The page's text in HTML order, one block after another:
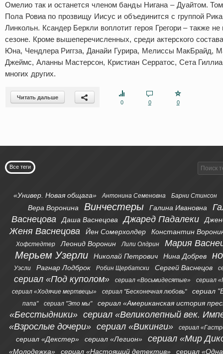
Омелио так и останется членом банды Нигана – Дуайтом.
Пола Ровиа по прозвищу Иисус и объединится с группой
Линкольн. Ксандер Беркли воплотит героя Грегори – также
сезоне. Кроме вышеперечисленных, среди актерского
Юна, Чендлера Риггза, Данайи Гурира, Мелиссы МакБрайд,
Джеймс, Аланны Мастерсон, Кристиан Серратос, Сета
многих других.
Читать дальше
0
0 0
Все теги
«Универ. Новая общага» Антонина Семеновна Барни Стинсон
Вера Воронина Винчестеры Галина Ивановна
Васнецова
Даша Васнецова Джаред Падалеки
Женя Васнецова Йен Сомерхолдер Константин
Хофстедтер Леонид Воронин Лили Олдрин Мария
Мерьем Узерли Николай Петрович Нина Добрев
Уэсли Рагнар Лодброк Робин Щербатски Сергей Васнецов
сериал «Под куполом» сериал «Восьмидесятые»
сериал
сериал «Ходячие мертвецы»
сериал "Бесконечная любовь" сериал
папа" сериал "Это мы" сериал «Американская история
«Бесстыдники» сериал «Великолепный век.
«Взрослые дочери» сериал «Викинги» сериал
сериал «Декстер» сериал «Легион» сериал «Мир
«Молодежка» сериал «Настоящий детектив» сериал